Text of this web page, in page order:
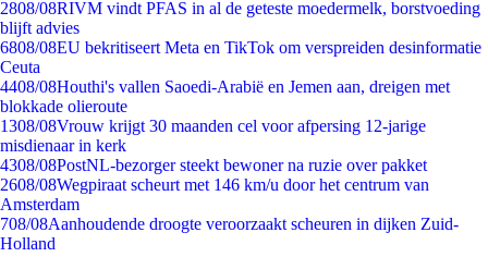
2808/08RIVM vindt PFAS in al de geteste moedermelk, borstvoeding
blijft advies
6808/08EU bekritiseert Meta en TikTok om verspreiden desinformatie
Ceuta
4408/08Houthi's vallen Saoedi-Arabië en Jemen aan, dreigen met
blokkade olieroute
1308/08Vrouw krijgt 30 maanden cel voor afpersing 12-jarige
misdienaar in kerk
4308/08PostNL-bezorger steekt bewoner na ruzie over pakket
2608/08Wegpiraat scheurt met 146 km/u door het centrum van
Amsterdam
708/08Aanhoudende droogte veroorzaakt scheuren in dijken Zuid-
Holland